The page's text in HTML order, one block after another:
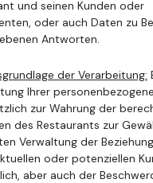
und seinen Kunden oder
oder auch Daten zu
Antworten.
der Verarbeitung:
Ihrer
zur Wahrung der
des Restaurants zur
Verwaltung der
oder potenziellen
aber auch der